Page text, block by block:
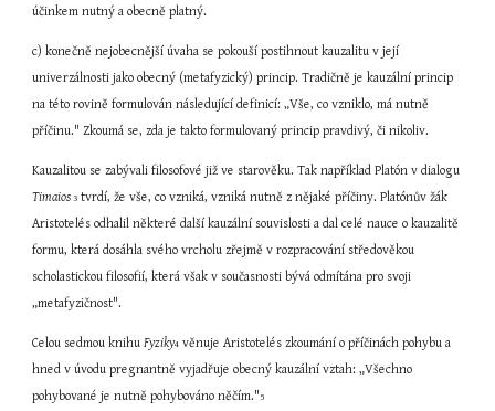
účinkem nutný a obecně platný.
c) konečně nejobecnější úvaha se pokouší postihnout kauzalitu v její
univerzálnosti jako obecný (metafyzický) princip. Tradičně je kauzální princip
na této rovině formulován následující definicí: „Vše, co vzniklo, má nutně
příčinu." Zkoumá se, zda je takto formulovaný princip pravdivý, či nikoliv.
Timaios 3 tvrdí, že vše, co vzniká, vzniká nutně z nějaké příčiny. Platónův žák
Aristotelés odhalil některé další kauzální souvislosti a dal celé nauce o kauzalitě
formu, která dosáhla svého vrcholu zřejmě v rozpracování středověkou
scholastickou filosofií, která však v současnosti bývá odmítána pro svoji
„metafyzičnost".
Celou sedmou knihu Fyziky4 věnuje Aristotelés zkoumání o příčinách pohybu a
hned v úvodu pregnantně vyjadřuje obecný kauzální vztah: „Všechno
pohybované je nutně pohybováno něčím."5